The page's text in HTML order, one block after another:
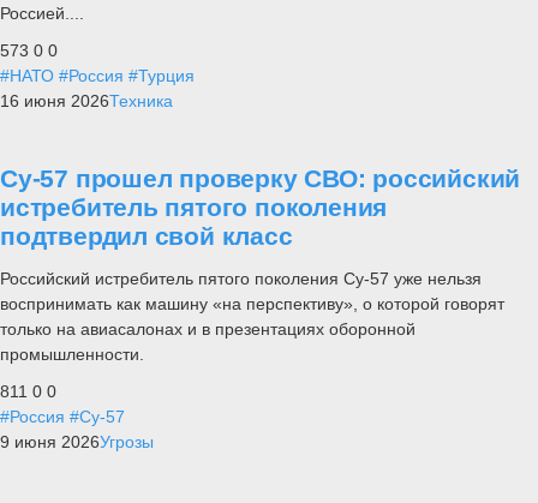
Россией....
573 0 0
#НАТО #Россия #Турция
16 июня 2026Техника
Су-57 прошел проверку СВО: российский
истребитель пятого поколения
подтвердил свой класс
Российский истребитель пятого поколения Су-57 уже нельзя
воспринимать как машину «на перспективу», о которой говорят
только на авиасалонах и в презентациях оборонной
промышленности.
811 0 0
#Россия #Су-57
9 июня 2026Угрозы